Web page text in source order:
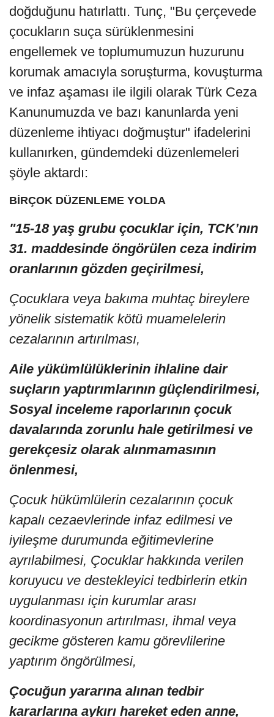
doğduğunu hatırlattı. Tunç, "Bu çerçevede
çocukların suça sürüklenmesini
engellemek ve toplumumuzun huzurunu
korumak amacıyla soruşturma, kovuşturma
ve infaz aşaması ile ilgili olarak Türk Ceza
Kanunumuzda ve bazı kanunlarda yeni
düzenleme ihtiyacı doğmuştur" ifadelerini
kullanırken, gündemdeki düzenlemeleri
şöyle aktardı:
BİRÇOK DÜZENLEME YOLDA
"15-18 yaş grubu çocuklar için, TCK’nın
31. maddesinde öngörülen ceza indirim
oranlarının gözden geçirilmesi,
Çocuklara veya bakıma muhtaç bireylere
yönelik sistematik kötü muamelelerin
cezalarının artırılması,
Aile yükümlülüklerinin ihlaline dair
suçların yaptırımlarının güçlendirilmesi,
Sosyal inceleme raporlarının çocuk
davalarında zorunlu hale getirilmesi ve
gerekçesiz olarak alınmamasının
önlenmesi,
Çocuk hükümlülerin cezalarının çocuk
kapalı cezaevlerinde infaz edilmesi ve
iyileşme durumunda eğitimevlerine
ayrılabilmesi, Çocuklar hakkında verilen
koruyucu ve destekleyici tedbirlerin etkin
uygulanması için kurumlar arası
koordinasyonun artırılması, ihmal veya
gecikme gösteren kamu görevlilerine
yaptırım öngörülmesi,
Çocuğun yararına alınan tedbir
kararlarına aykırı hareket eden anne,